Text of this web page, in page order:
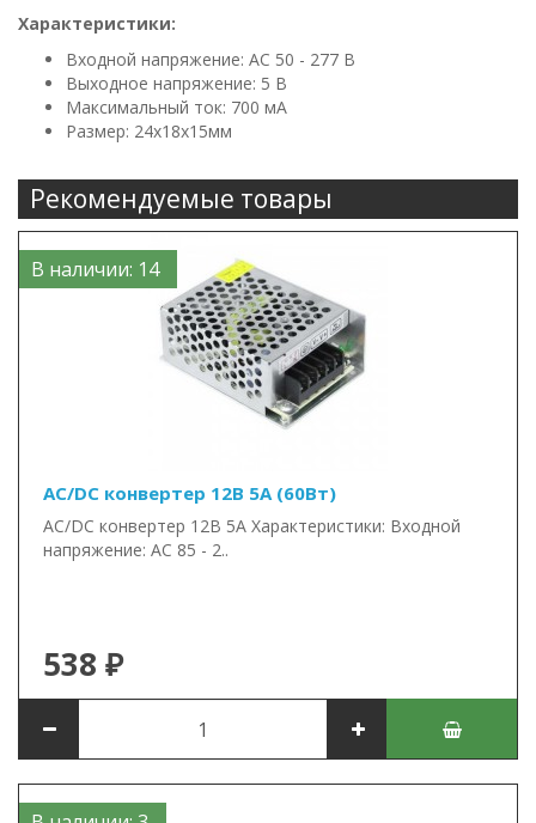
Характеристики:
Входной напряжение: AC 50 - 277 В
Выходное напряжение: 5 В
Максимальный ток: 700 мА
Размер: 24х18х15мм
Рекомендуемые товары
В наличии: 14
AC/DC конвертер 12В 5А (60Вт)
AC/DC конвертер 12В 5А Характеристики: Входной
напряжение: AC 85 - 2..
538 ₽